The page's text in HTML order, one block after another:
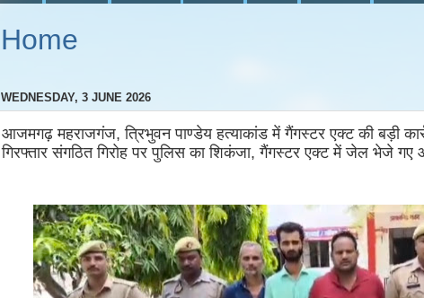
Home
WEDNESDAY, 3 JUNE 2026
आजमगढ़ महराजगंज, त्रिभुवन पाण्डेय हत्याकांड में गैंगस्टर एक्ट की बड़ी
गिरफ्तार संगठित गिरोह पर पुलिस का शिकंजा, गैंगस्टर एक्ट में जेल भेजे गए